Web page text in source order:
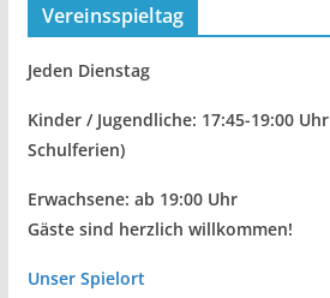
Vereinsspieltag
Jeden Dienstag
Kinder / Jugendliche: 17:45-19:00 Uhr
Schulferien)
Erwachsene: ab 19:00 Uhr
Gäste sind herzlich willkommen!
Unser Spielort